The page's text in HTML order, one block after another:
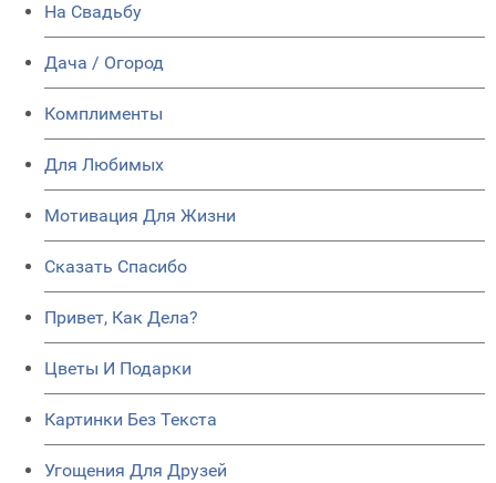
На Свадьбу
Дача / Огород
Комплименты
Для Любимых
Мотивация Для Жизни
Сказать Спасибо
Привет, Как Дела?
Цветы И Подарки
Картинки Без Текста
Угощения Для Друзей